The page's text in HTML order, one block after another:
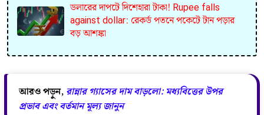
ডলারের দাপটে দিশেহারা টাকা! Rupee falls
against dollar: রেকর্ড পতনে পকেটে টান পড়ার
বড় আশঙ্কা
আরও পড়ুন, রান্নার গ্যাসের দাম বাড়লো: মধ্যবিত্তের উপর
প্রভাব এবং বর্তমান মূল্য জানুন